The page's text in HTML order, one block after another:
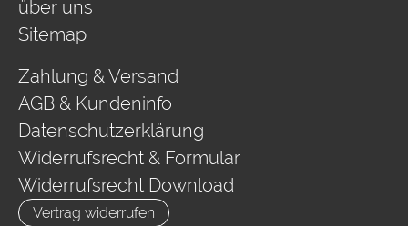
über uns
Sitemap
Zahlung & Versand
AGB & Kundeninfo
Datenschutzerklärung
Widerrufsrecht & Formular
Widerrufsrecht Download
Vertrag widerrufen